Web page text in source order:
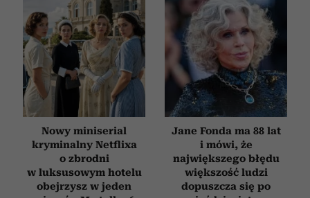
Nowy miniserial
kryminalny Netflixa
o zbrodni
w luksusowym hotelu
obejrzysz w jeden
Jane Fonda ma 88 lat
i mówi, że
największego błędu
większość ludzi
dopuszcza się po